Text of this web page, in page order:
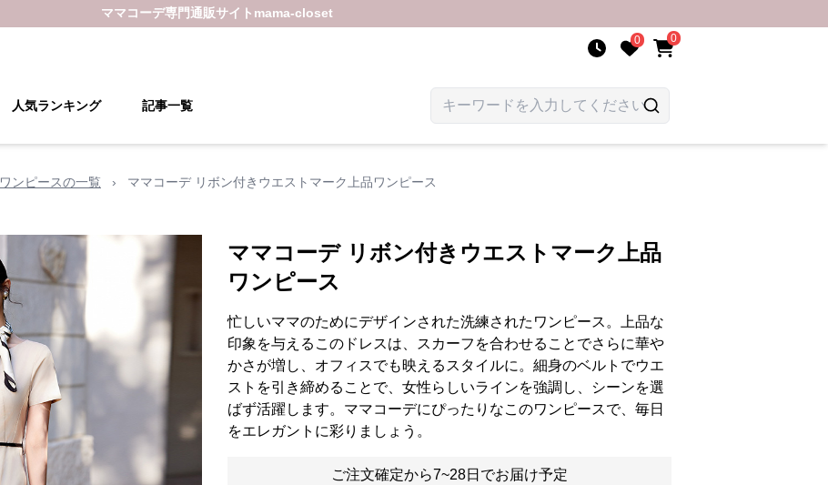
ママコーデ専門通販サイト mama-closet
0 0
人気ランキング 記事一覧
ワンピースの一覧 › ママコーデ リボン付きウエストマーク上品ワンピース
ママコーデ リボン付きウエストマーク上品
ワンピース
忙しいママのためにデザインされた洗練されたワンピース。上品な
印象を与えるこのドレスは、スカーフを合わせることでさらに華や
かさが増し、オフィスでも映えるスタイルに。細身のベルトでウエ
ストを引き締めることで、女性らしいラインを強調し、シーンを選
ばず活躍します。ママコーデにぴったりなこのワンピースで、毎日
をエレガントに彩りましょう。
ご注文確定から7~28日でお届け予定